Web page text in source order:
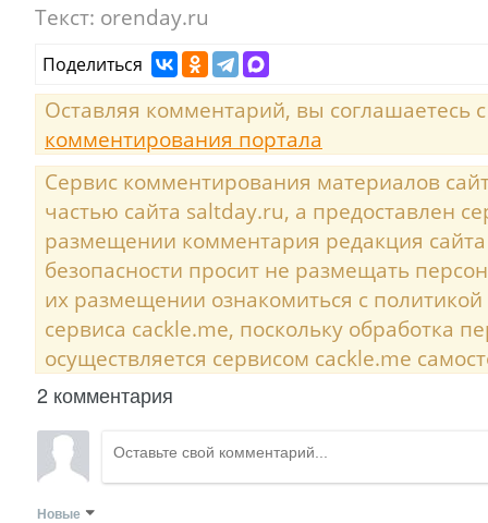
Текст: orenday.ru
Поделиться
Оставляя комментарий, вы соглашаетесь
комментирования портала
Сервис комментирования материалов
частью сайта saltday.ru, а предоставлен
размещении комментария редакция
безопасности просит не размещать
их размещении ознакомиться с
сервиса cackle.me, поскольку обработка
осуществляется сервисом cackle.me
2 комментария
Новые